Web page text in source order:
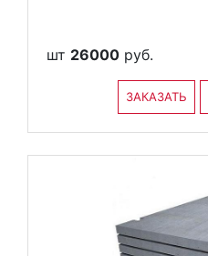
шт 26000 руб.
ЗАКАЗАТЬ